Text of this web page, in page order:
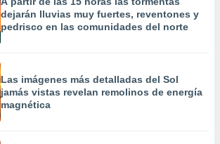
dejarán lluvias muy fuertes, reventones y
pedrisco en las comunidades del norte
Las imágenes más detalladas del Sol
jamás vistas revelan remolinos de energía
magnética